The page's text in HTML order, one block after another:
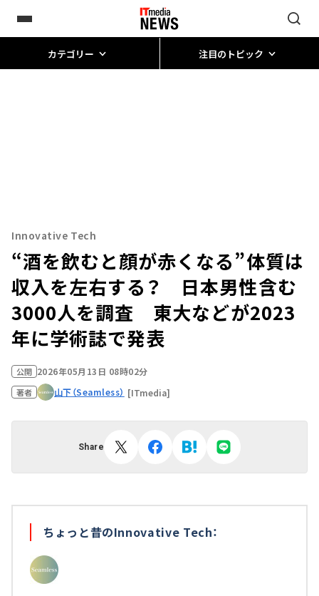
カテゴリー 注目のトピック
Innovative Tech
“酒を飲むと顔が赤くなる”体質は
収入を左右する？ 日本男性含む
3000人を調査 東大などが2023
年に学術誌で発表
公開 2026年05月13日 08時02分
著者 山下（Seamless） [ITmedia]
Share
ちょっと昔のInnovative Tech：